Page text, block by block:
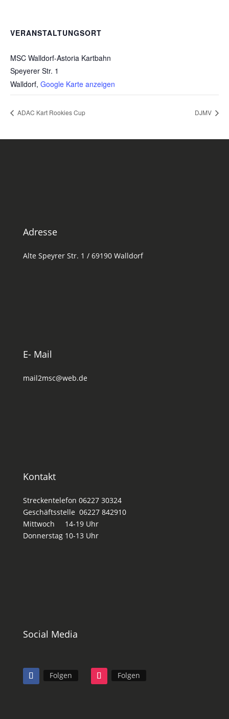
VERANSTALTUNGSORT
MSC Walldorf-Astoria Kartbahn
Speyerer Str. 1
Walldorf, Google Karte anzeigen
ADAC Kart Rookies Cup DJMV
Adresse
Alte Speyrer Str. 1 / 69190 Walldorf
E- Mail
mail2msc@web.de
Kontakt
Streckentelefon 06227 30324
Geschäftsstelle 06227 842910
Mittwoch 14-19 Uhr
Donnerstag 10-13 Uhr
Social Media
Folgen Folgen